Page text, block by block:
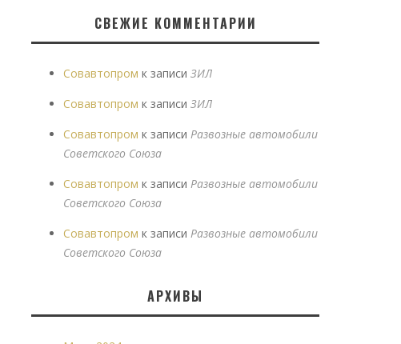
СВЕЖИЕ КОММЕНТАРИИ
Совавтопром к записи ЗИЛ
Совавтопром к записи ЗИЛ
Совавтопром к записи Развозные автомобили
Советского Союза
Совавтопром к записи Развозные автомобили
Советского Союза
Совавтопром к записи Развозные автомобили
Советского Союза
АРХИВЫ